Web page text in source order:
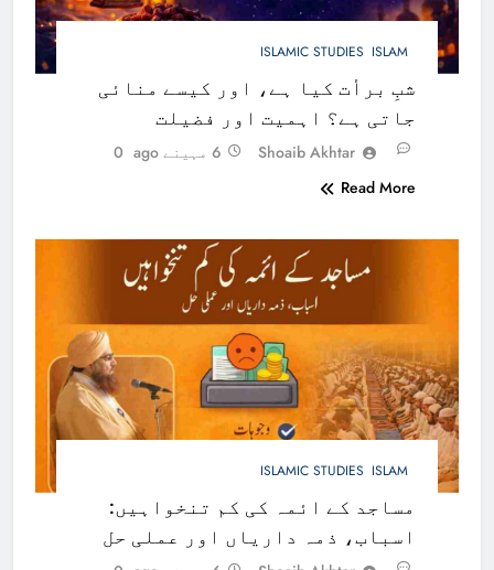
ISLAM
ISLAMIC STUDIES
شبِ برأت کیا ہے، اور کیسے منائی
جاتی ہے؟ اہمیت اور فضیلت
Shoaib Akhtar 6 مہینے ago
0
Read More
ISLAM
ISLAMIC STUDIES
مساجد کے ائمہ کی کم تنخواہیں:
اسباب، ذمہ داریاں اور عملی حل